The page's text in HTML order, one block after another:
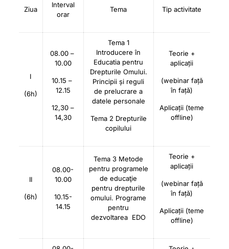
Ziua
Interval
orar
Tema Tip activitate
I
(6h)
08.00 –
10.00
10.15 –
12.15
12,30 –
14,30
Tema 1
Introducere în
Educatia pentru
Drepturile Omului.
Principii și reguli
de prelucrare a
datele personale
Tema 2 Drepturile
copilului
Teorie +
aplicații
(webinar față
în față)
Aplicații (teme
offline)
II
(6h)
08.00-
10.00
10.15-
14.15
Tema 3 Metode
pentru programele
de educaţie
pentru drepturile
omului. Programe
pentru
dezvoltarea EDO
Teorie +
aplicații
(webinar față
în față)
Aplicații (teme
offline)